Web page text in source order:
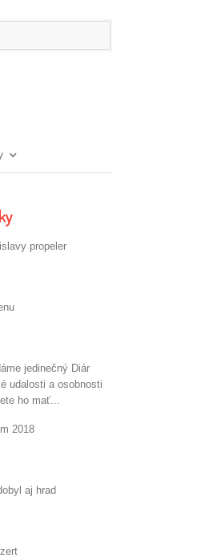
propeler
jedinečný Diár
udalosti a osobnosti
ho mať...
2018
aj hrad